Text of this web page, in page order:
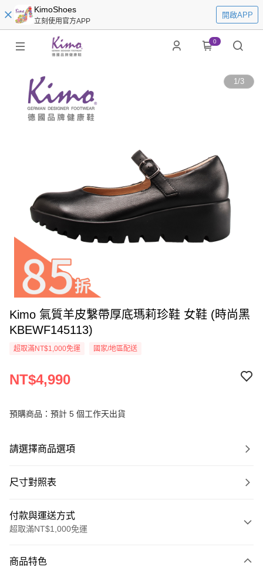
KimoShoes
立刻使用官方APP
開啟APP
0
1/3
Kimo 氣質羊皮繫帶厚底瑪莉珍鞋 女鞋 (時尚黑
KBEWF145113)
超取滿NT$1,000免運 國家/地區配送
NT$4,990
預購商品：預計 5 個工作天出貨
請選擇商品選項
尺寸對照表
付款與運送方式
超取滿NT$1,000免運
信用卡一次付款
商品特色